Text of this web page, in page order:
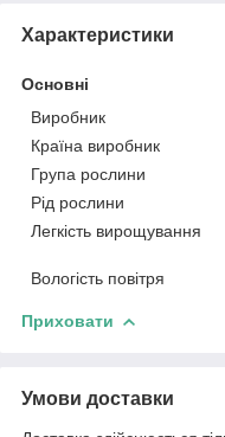
Характеристики
Основні
Виробник
Країна виробник
Група рослини
Рід рослини
Легкість вирощування
Вологість повітря
Приховати
Умови доставки